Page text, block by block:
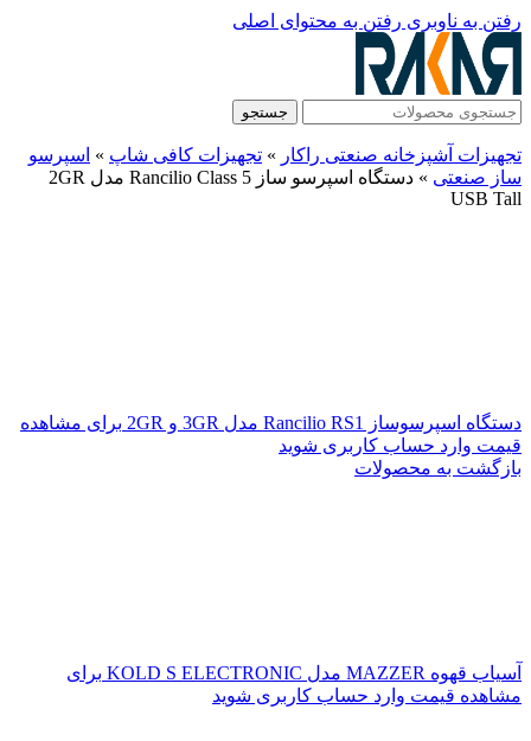
رفتن به ناوبری رفتن به محتوای اصلی
جستجو
تجهیزات آشپزخانه صنعتی راکار » تجهیزات کافی شاپ » اسپرسو
ساز صنعتی »
دستگاه اسپرسو ساز Rancilio Class 5 مدل 2GR
USB Tall
دستگاه اسپرسوساز Rancilio RS1 مدل 3GR و 2GR
برای مشاهده
قیمت وارد حساب کاربری شوید
بازگشت به محصولات
آسیاب قهوه MAZZER مدل KOLD S ELECTRONIC
برای
مشاهده قیمت وارد حساب کاربری شوید